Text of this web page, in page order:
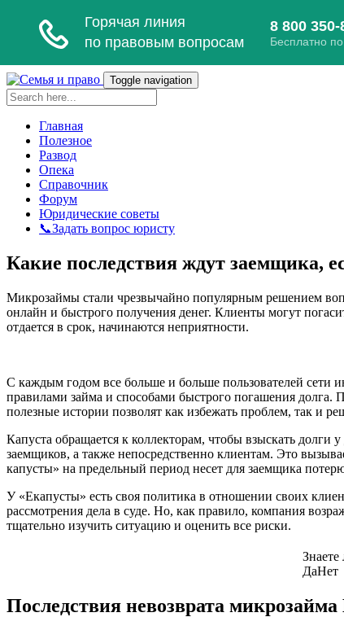
Toggle navigation
Главная
Полезное
Развод
Опека
Справочник
Форум
Юридические советы
📞Задать вопрос юристу
Какие последствия ждут заемщика,
Микрозаймы стали чрезвычайно популярным решением
онлайн и быстрого получения денег. Клиенты могут
отдается в срок, начинаются неприятности.
С каждым годом все больше и больше пользователей сети
правилами займа и способами быстрого погашения долга.
полезные истории позволят как избежать проблем, так и
Капуста обращается к коллекторам, чтобы взыскать
заемщиков, а также непосредственно клиентам. Это
капусты» на предельный период несет для заемщика
У «Екапусты» есть своя политика в отношении своих
рассмотрения дела в суде. Но, как правило, компания
тщательно изучить ситуацию и оценить все риски.
ДаНет
Последствия невозврата